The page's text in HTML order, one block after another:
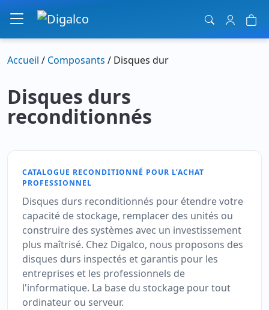
Navigation principale
Accueil / Composants / Disques dur
Disques durs
reconditionnés
CATALOGUE RECONDITIONNÉ POUR L’ACHAT
PROFESSIONNEL
Disques durs reconditionnés pour étendre votre
capacité de stockage, remplacer des unités ou
construire des systèmes avec un investissement
plus maîtrisé. Chez Digalco, nous proposons des
disques durs inspectés et garantis pour les
entreprises et les professionnels de
l'informatique. La base du stockage pour tout
ordinateur ou serveur.